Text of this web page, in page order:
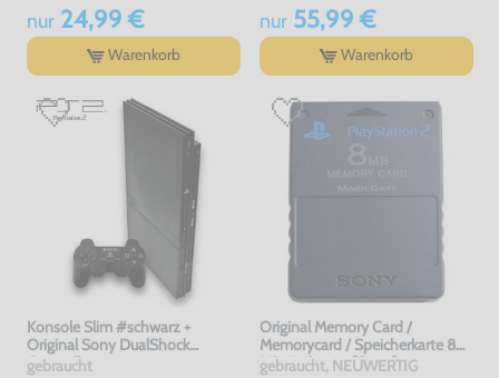
nur24,99 €
Warenkorb
nur55,99 €
Warenkorb
Konsole Slim #schwarz +
Original Sony DualShock
Controller
gebraucht
Original Memory Card /
Memorycard / Speicherkarte 8
MB #schwarz [Sony]
gebraucht, NEUWERTIG